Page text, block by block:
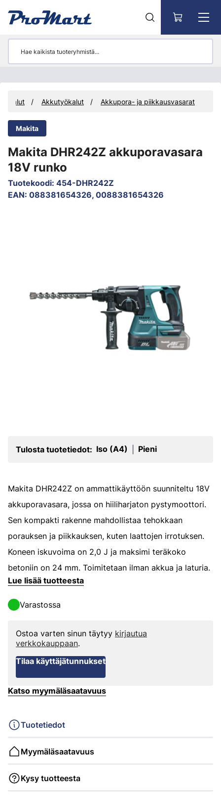
Akkutyökalut Akkupora- ja piikkausvasarat
Makita
Makita DHR242Z akkuporavasara
18V runko
Tuotekoodi: 454-DHR242Z
EAN: 088381654326, 0088381654326
Tulosta tuotetiedot: Iso (A4) Pieni
Makita DHR242Z on ammattikäyttöön suunniteltu 18V
akkuporavasara, jossa on hiiliharjaton pystymoottori.
Sen kompakti rakenne mahdollistaa tehokkaan
porauksen ja piikkauksen, kuten laattojen irrotuksen.
Koneen iskuvoima on 2,0 J ja maksimi teräkoko
betoniin on 24 mm. Toimitetaan ilman akkua ja laturia.
Lue lisää tuotteesta
Varastossa
Ostoa varten sinun täytyy kirjautua
verkkokauppaan.
Tilaa käyttäjätunnukset
Katso myymäläsaatavuus
Tuotetiedot
Myymäläsaatavuus
Kysy tuotteesta